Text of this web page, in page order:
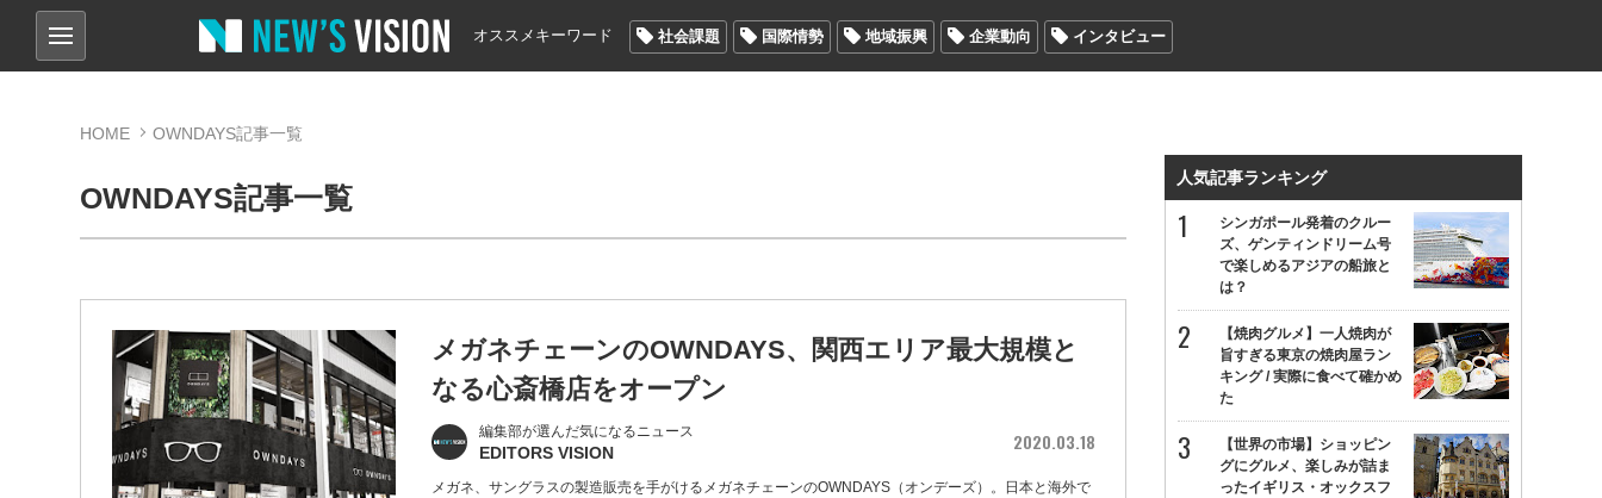
オススメキーワード 社会課題 国際情勢 地域振興 企業動向 インタビュー
HOME OWNDAYS記事一覧
OWNDAYS記事一覧
メガネチェーンのOWNDAYS、関西エリア最大規模と
なる心斎橋店をオープン
編集部が選んだ気になるニュース
EDITORS VISION 2020.03.18
メガネ、サングラスの製造販売を手がけるメガネチェーンのOWNDAYS（オンデーズ）。日本と海外で
人気記事ランキング
シンガポール発着のクルー
ズ、ゲンティンドリーム号
で楽しめるアジアの船旅と
は？
【焼肉グルメ】一人焼肉が
旨すぎる東京の焼肉屋ラン
キング / 実際に食べて確かめ
た
【世界の市場】ショッピン
グにグルメ、楽しみが詰ま
ったイギリス・オックスフ